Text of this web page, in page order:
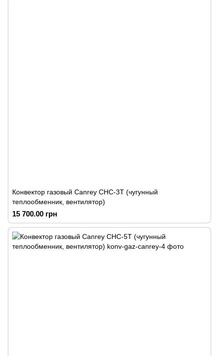
Конвектор газовый Canrey СНС-3Т (чугунный
теплообменник, вентилятор)
15 700.00 грн